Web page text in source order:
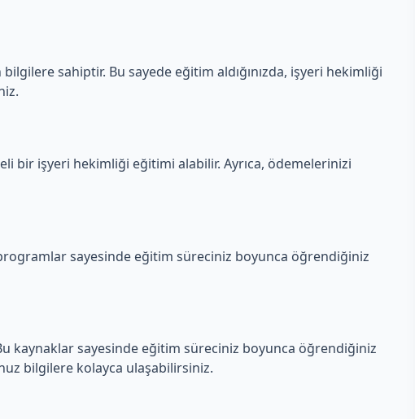
sahiptir. Bu sayede eğitim aldığınızda, işyeri hekimliği
bir işyeri hekimliği eğitimi alabilir. Ayrıca, ödemelerinizi
sayesinde eğitim süreciniz boyunca öğrendiğiniz
kaynaklar sayesinde eğitim süreciniz boyunca öğrendiğiniz
bilgilere kolayca ulaşabilirsiniz.